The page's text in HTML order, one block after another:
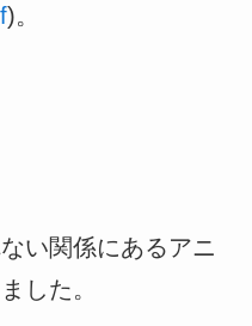
)。
い関係にあるアニ
した。